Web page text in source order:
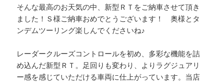
そんな最高のお天気の中、新型ＲＴをご納車させて頂き
ました！Ｓ様ご納車おめでとうございます！ 奥様とタ
ンデムツーリング楽しんでくださいね♪
レーダークルーズコントロールを初め、多彩な機能を詰
め込んだ新型ＲＴ。足回りも変わり、よりラグジュアリ
ー感を感じていただける車両に仕上がっています。当店